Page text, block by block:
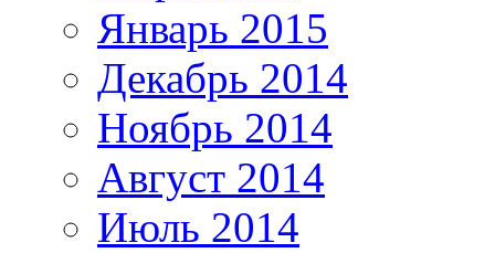
Январь 2015
Декабрь 2014
Ноябрь 2014
Август 2014
Июль 2014